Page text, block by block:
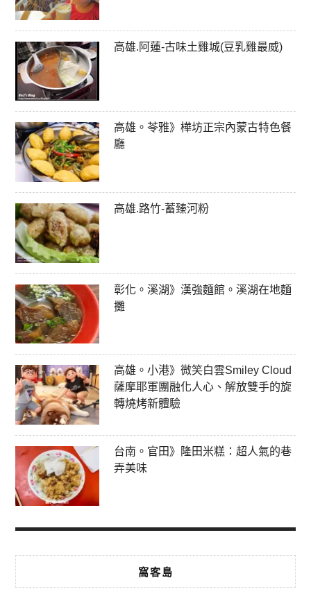
高雄.阿蓮-古味土雞城(豆乳雞最威)
高雄。苓雅》樺坊正宗內蒙古特色餐
廳
高雄.路竹-蓄臻河粉
彰化。溪湖》漢強麵館。溪湖在地麵
攤
高雄。小港》微笑白雲Smiley Cloud
薩摩耶軍團融化人心、解放雙手的旋
轉燒烤新體驗
台南。官田》隆田米糕：超人氣的巷
弄美味
窩客島